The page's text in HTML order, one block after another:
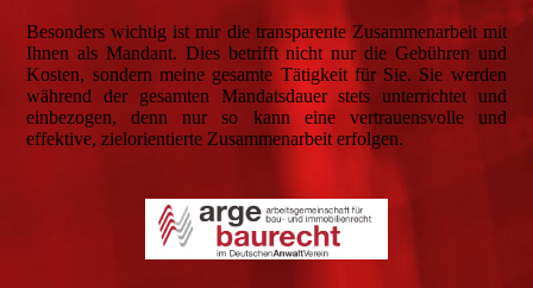
Besonders wichtig ist mir die transparente Zusammenarbeit mit
Ihnen als Mandant. Dies betrifft nicht nur die Gebühren und
Kosten, sondern meine gesamte Tätigkeit für Sie. Sie werden
während der gesamten Mandatsdauer stets unterrichtet und
einbezogen, denn nur so kann eine vertrauensvolle und
effektive, zielorientierte Zusammenarbeit erfolgen.